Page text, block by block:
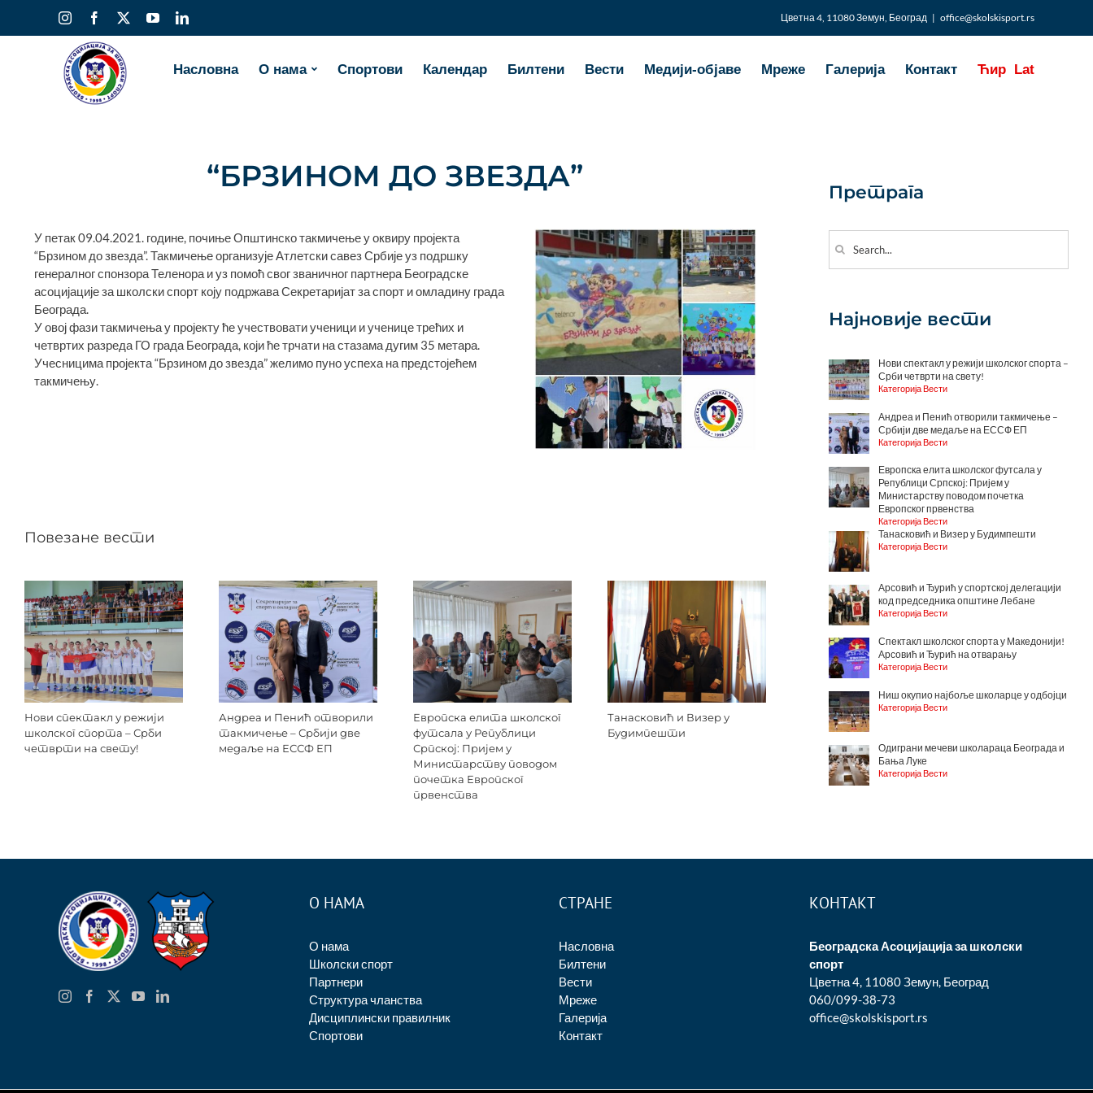
InstagramFacebook YouTubeLinkedIn Цветна 4, 11080 Земун, Београд | office@skolskisport.rs
Насловна О нама Спортови Календар Билтени Вести Медији-објаве Мреже Галерија Контакт Ћир Lat
“БРЗИНОМ ДО ЗВЕЗДА”
У петак 09.04.2021. године, почиње Општинско такмичење у оквиру пројекта
“Брзином до звезда”. Такмичење организује Атлетски савез Србије уз подршку
генералног спонзора Теленора и уз помоћ свог званичног партнера Београдске
асоцијације за школски спорт коју подржава Секретаријат за спорт и омладину града
Београда.
У овој фази такмичења у пројекту ће учествовати ученици и ученице трећих и
четвртих разреда ГО града Београда, који ће трчати на стазама дугим 35 метара.
Учесницима пројекта “Брзином до звезда” желимо пуно успеха на предстојећем
такмичењу.
Повезане вести
Нови спектакл у режији
школског спорта – Срби
четврти на свету!
Андреа и Пенић отворили
такмичење – Србији две
медаље на ЕССФ ЕП
Европска елита школског
футсала у Републици
Српској: Пријем у
Министарству поводом
почетка Европског
првенства
Танасковић и Визер у
Будимпешти
Претрага
for:
Најновије вести
Нови спектакл у режији школског спорта –
Срби четврти на свету!
Категорија Вести
Андреа и Пенић отворили такмичење –
Србији две медаље на ЕССФ ЕП
Категорија Вести
Европска елита школског футсала у
Републици Српској: Пријем у
Министарству поводом почетка
Европског првенства
Категорија Вести
Танасковић и Визер у Будимпешти
Категорија Вести
Арсовић и Ђурић у спортској делегацији
код председника општине Лебане
Категорија Вести
Спектакл школског спорта у Македонији!
Арсовић и Ђурић на отварању
Категорија Вести
Ниш окупио најбоље школарце у одбојци
Категорија Вести
Одиграни мечеви школараца Београда и
Бања Луке
Категорија Вести
О НАМА
О нама
Школски спорт
Партнери
Структура чланства
Дисциплински правилник
Спортови
СТРАНЕ
Насловна
Билтени
Вести
Мреже
Галерија
Контакт
КОНТАКТ
Београдска Асоцијација за школски
спорт
Цветна 4, 11080 Земун, Београд
060/099-38-73
office@skolskisport.rs